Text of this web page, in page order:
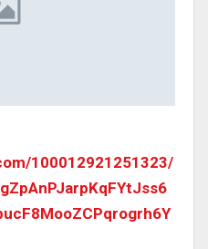
100012921251323/